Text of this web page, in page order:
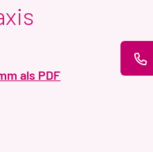
als PDF